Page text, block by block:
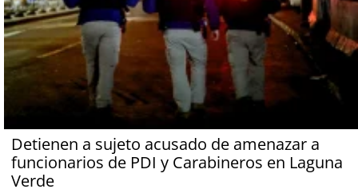
Detienen a sujeto acusado de amenazar a
funcionarios de PDI y Carabineros en Laguna
Verde